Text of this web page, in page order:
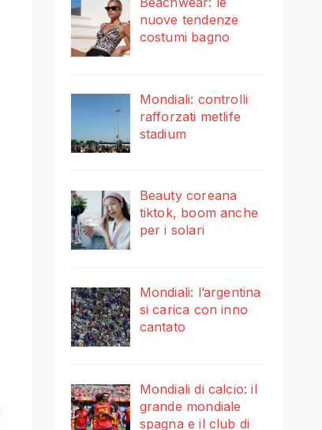
nuove tendenze
costumi bagno
Mondiali: controlli
rafforzati metlife
stadium
Beauty coreana
tiktok, boom anche
per i solari
Mondiali: l’argentina
si carica con inno
cantato
Mondiali di calcio: il
grande mondiale
spagna e il club di